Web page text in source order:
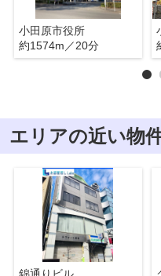
小田原市役所
約1574m／20分
エリアの近い物